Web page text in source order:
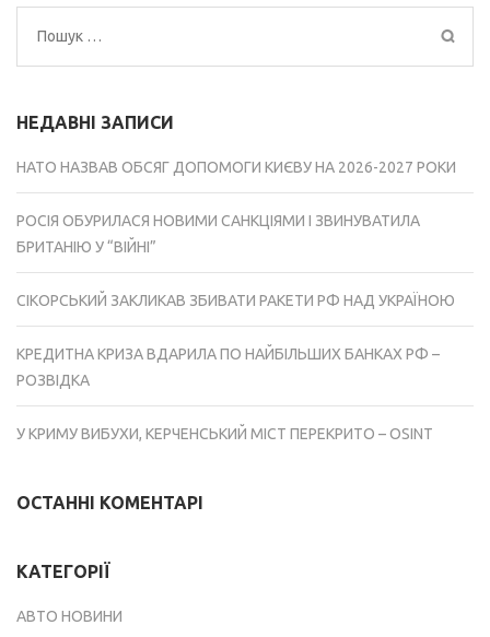
Пошук:
НЕДАВНІ ЗАПИСИ
НАТО НАЗВАВ ОБСЯГ ДОПОМОГИ КИЄВУ НА 2026-2027 РОКИ
РОСІЯ ОБУРИЛАСЯ НОВИМИ САНКЦІЯМИ І ЗВИНУВАТИЛА
БРИТАНІЮ У “ВІЙНІ”
СІКОРСЬКИЙ ЗАКЛИКАВ ЗБИВАТИ РАКЕТИ РФ НАД УКРАЇНОЮ
КРЕДИТНА КРИЗА ВДАРИЛА ПО НАЙБІЛЬШИХ БАНКАХ РФ –
РОЗВІДКА
У КРИМУ ВИБУХИ, КЕРЧЕНСЬКИЙ МІСТ ПЕРЕКРИТО – OSINT
ОСТАННІ КОМЕНТАРІ
КАТЕГОРІЇ
АВТО НОВИНИ